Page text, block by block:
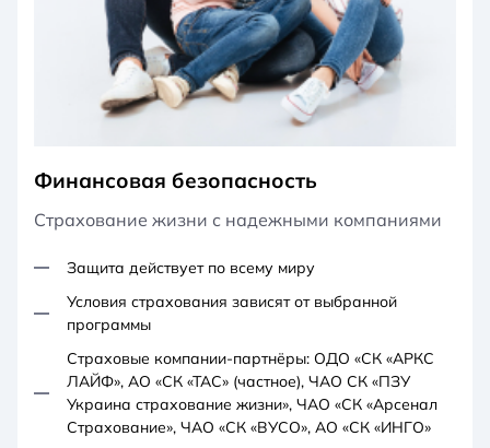
Финансовая безопасность
Страхование жизни с надежными компаниями
Защита действует по всему миру
Условия страхования зависят от выбранной
программы
Страховые компании-партнёры: ОДО «СК «АРКС
ЛАЙФ», АО «СК «ТАС» (частное), ЧАО СК «ПЗУ
Украина страхование жизни», ЧАО «СК «Арсенал
Страхование», ЧАО «СК «ВУСО», АО «СК «ИНГО»